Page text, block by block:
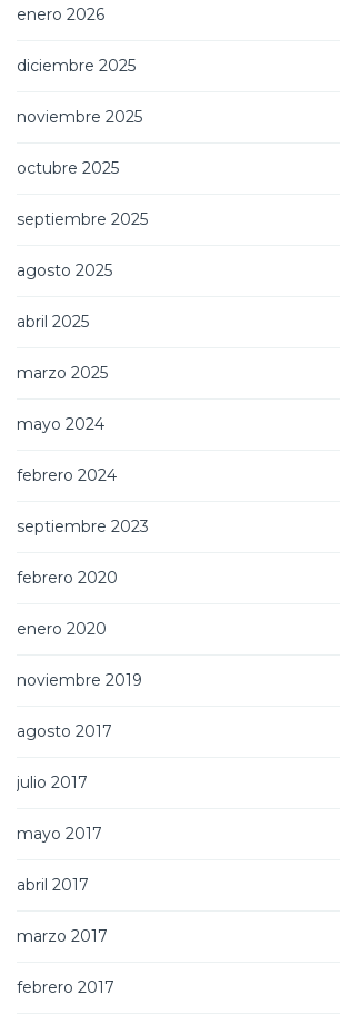
enero 2026
diciembre 2025
noviembre 2025
octubre 2025
septiembre 2025
agosto 2025
abril 2025
marzo 2025
mayo 2024
febrero 2024
septiembre 2023
febrero 2020
enero 2020
noviembre 2019
agosto 2017
julio 2017
mayo 2017
abril 2017
marzo 2017
febrero 2017